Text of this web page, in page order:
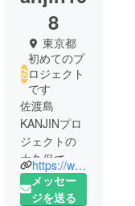
8
東京都
初めてのプ
ロジェクト
です
佐渡島
KANJINプロ
ジェクトの
大久保で
す。
佐渡島の関
https://www.facebook.com/sharebese/
メッセー
ジを送る